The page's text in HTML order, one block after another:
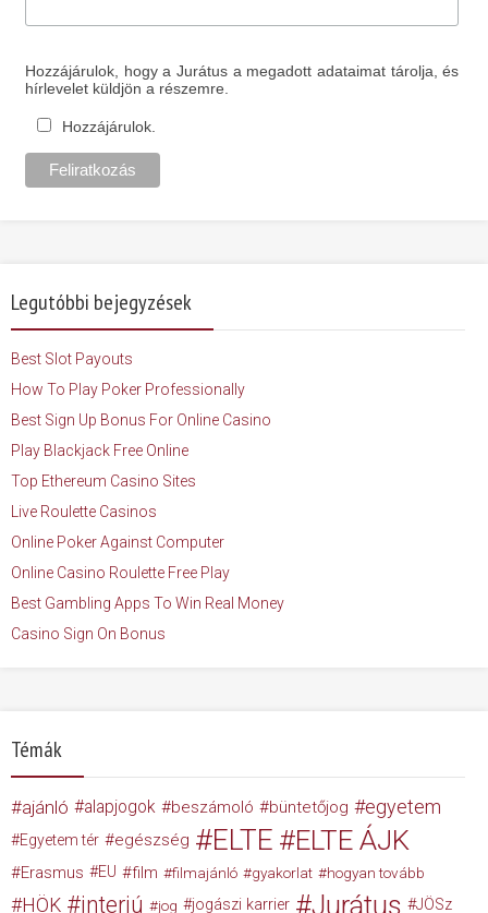
Hozzájárulok, hogy a Jurátus a megadott adataimat tárolja, és
hírlevelet küldjön a részemre.
Hozzájárulok.
Legutóbbi bejegyzések
Best Slot Payouts
How To Play Poker Professionally
Best Sign Up Bonus For Online Casino
Play Blackjack Free Online
Top Ethereum Casino Sites
Live Roulette Casinos
Online Poker Against Computer
Online Casino Roulette Free Play
Best Gambling Apps To Win Real Money
Casino Sign On Bonus
Témák
ajánló alapjogok beszámoló büntetőjog egyetem
Egyetem tér egészség ELTE ELTE ÁJK
Erasmus EU film filmajánló gyakorlat hogyan tovább
HÖK interjú jog jogászi karrier Jurátus JÖSz